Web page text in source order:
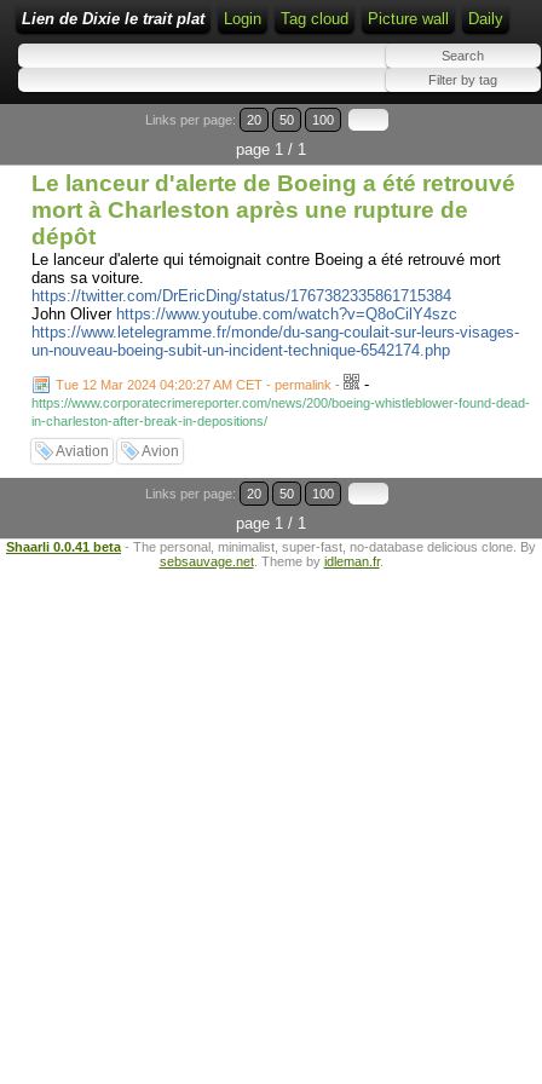
Lien de Dixie le trait plat Login Tag cloud Picture wall Daily
Links per page: 20 50 100
page 1 / 1
Le lanceur d'alerte de Boeing a été retrouvé
mort à Charleston après une rupture de
dépôt
Le lanceur d'alerte qui témoignait contre Boeing a été retrouvé mort
dans sa voiture.
https://twitter.com/DrEricDing/status/1767382335861715384
John Oliver https://www.youtube.com/watch?v=Q8oCilY4szc
https://www.letelegramme.fr/monde/du-sang-coulait-sur-leurs-visages-
un-nouveau-boeing-subit-un-incident-technique-6542174.php
Tue 12 Mar 2024 04:20:27 AM CET - permalink - -
https://www.corporatecrimereporter.com/news/200/boeing-whistleblower-found-dead-
in-charleston-after-break-in-depositions/
Aviation Avion
Links per page: 20 50 100
page 1 / 1
Shaarli 0.0.41 beta - The personal, minimalist, super-fast, no-database delicious clone. By
sebsauvage.net. Theme by idleman.fr.